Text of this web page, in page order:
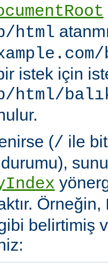
html
istek için
html/
(/ ile
Örneğin,
belirtimiş